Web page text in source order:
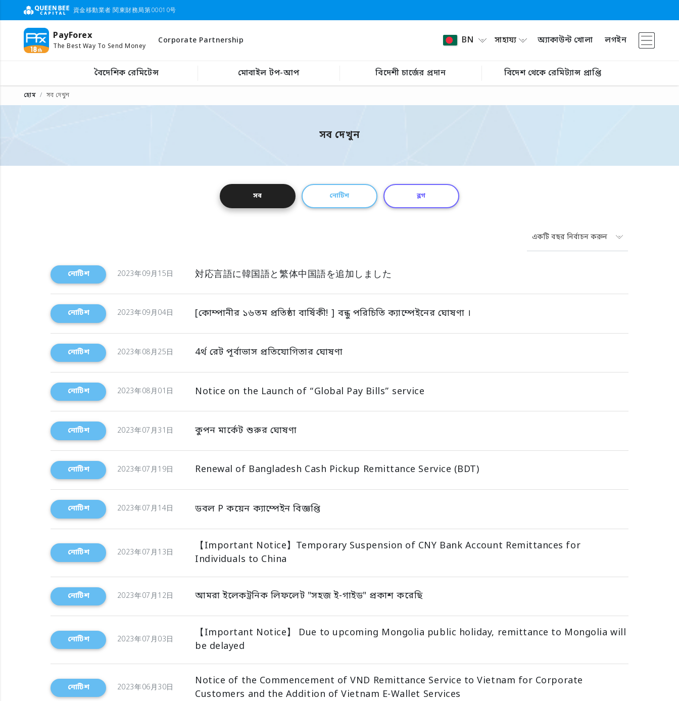
資金移動業者 関東財務局第00010号
PayForex
The Best Way To Send Money
Corporate Partnership BN সাহায্য অ্যাকাউন্ট খোলা লগইন
বৈদেশিক রেমিটেন্স মোবাইল টপ-আপ বিদেশী চার্জের প্রদান বিদেশ থেকে রেমিট্যান্স প্রাপ্তি
হোম সব দেখুন
সব দেখুন
সব নোটিশ ব্লগ
একটি বছর নির্বাচন করুন
নোটিশ 2023年09月15日 対応言語に韓国語と繁体中国語を追加しました
নোটিশ 2023年09月04日 [কোম্পানীর ১৬তম প্রতিষ্ঠা বার্ষিকী! ] বন্ধু পরিচিতি ক্যাম্পেইনের ঘোষণা ।
নোটিশ 2023年08月25日 4র্থ রেট পূর্বাভাস প্রতিযোগিতার ঘোষণা
নোটিশ 2023年08月01日 Notice on the Launch of “Global Pay Bills” service
নোটিশ 2023年07月31日 কুপন মার্কেট শুরুর ঘোষণা
নোটিশ 2023年07月19日 Renewal of Bangladesh Cash Pickup Remittance Service (BDT)
নোটিশ 2023年07月14日 ডবল P কয়েন ক্যাম্পেইন বিজ্ঞপ্তি
নোটিশ 2023年07月13日
【Important Notice】Temporary Suspension of CNY Bank Account Remittances for
Individuals to China
নোটিশ 2023年07月12日 আমরা ইলেকট্রনিক লিফলেট "সহজ ই-গাইড" প্রকাশ করেছি
নোটিশ 2023年07月03日
【Important Notice】 Due to upcoming Mongolia public holiday, remittance to Mongolia will
be delayed
নোটিশ 2023年06月30日
Notice of the Commencement of VND Remittance Service to Vietnam for Corporate
Customers and the Addition of Vietnam E-Wallet Services